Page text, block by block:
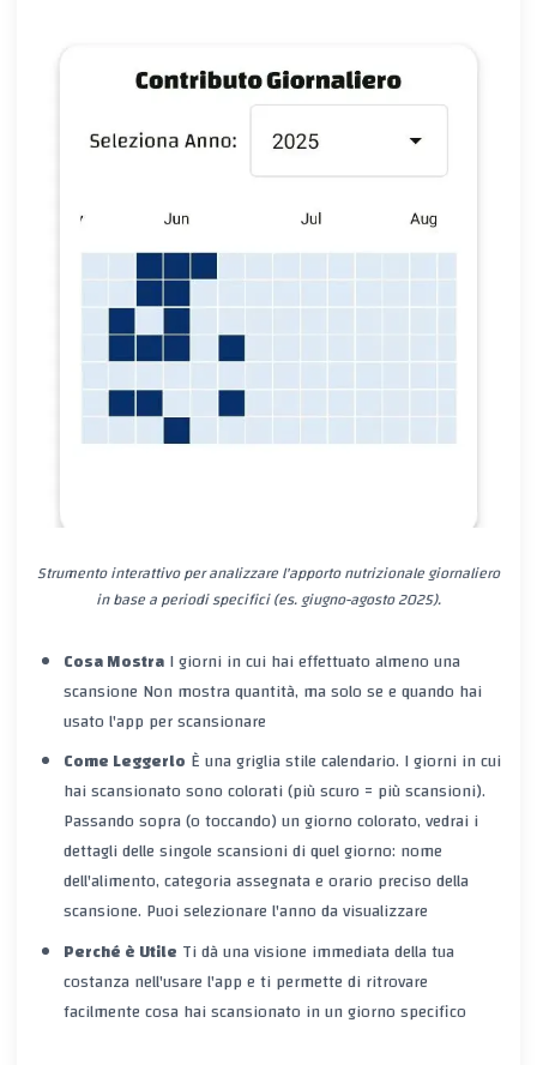
Strumento interattivo per analizzare l'apporto nutrizionale giornaliero
in base a periodi specifici (es. giugno-agosto 2025).
Cosa MostraI giorni in cui hai effettuatoalmeno una
scansione Non mostra quantità, ma solo se e quando hai
usato l'app per scansionare
Come Leggerlo È una griglia stile calendario. I giorni in cui
hai scansionato sono colorati (più scuro = più scansioni).
Passando sopra (o toccando) un giorno colorato, vedrai i
dettagli delle singole scansionidi quel giorno: nome
dell'alimento, categoria assegnata e orario preciso della
scansione. Puoi selezionare l'anno da visualizzare
Perché è Utile Ti dà una visione immediata della tua
costanza nell'usare l'app e ti permette di ritrovare
facilmente cosa hai scansionato in un giorno specifico